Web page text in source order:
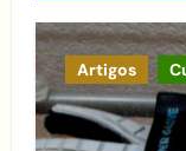
Artigos